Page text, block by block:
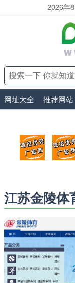
2026年
网址大全 推荐网站
顶部广
广告位
江苏金陵体